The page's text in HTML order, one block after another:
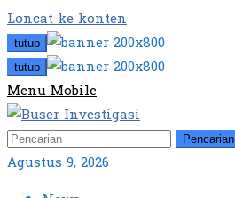
Loncat ke konten
tutup
tutup
Menu Mobile
Pencarian
Agustus 9, 2026